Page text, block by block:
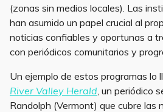
(zonas sin medios locales). Las
han asumido un papel crucial al
noticias confiables y oportunas a
con periódicos comunitarios y
Un ejemplo de estos programas lo
River Valley Herald , un periódico
Randolph (Vermont) que cubre las